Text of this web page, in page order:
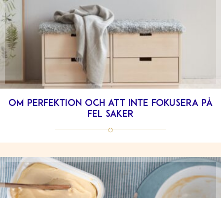
Om perfektion och att inte fokusera på
fel saker